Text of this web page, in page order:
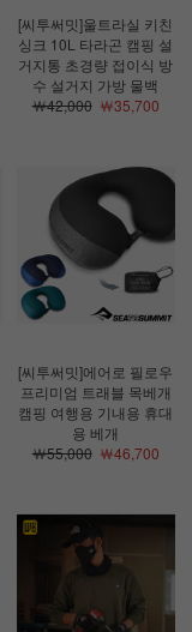
[씨투써밋]울트라실 키친
싱크 10L 타라곤 캠핑 설
거지통 초경량 접이식 방
수 설거지 가방 물백
￦42,000￦35,700
[씨투써밋]에어로 필로우
프리미엄 트래블 목베개
캠핑 여행용 기내용 휴대
용 베개
￦55,000￦46,700